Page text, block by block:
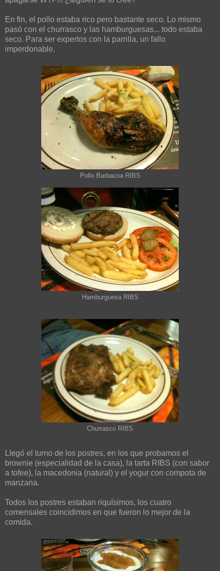
En fin, el pollo estaba rico pero bastante seco. Lo mismo
pasó con el churrasco y las hamburguesas... todo estaba
seco. Para ser expertos con la parrilla, un fallo
imperdonable.
Pollo Barbacoa RIBS
Hamburguesa RIBS
Churrasco RIBS
Llegó el turno de los postres, en los que probamos el
brownie (especialidad de la casa), la tarta RIBS (con sabor
a tofee), la macedonia (natural) y el yogur con compota de
manzana.
Todos los postres estaban riquísimos, los cuatro
comensales coincidimos en que fueron lo mejor de la
comida.